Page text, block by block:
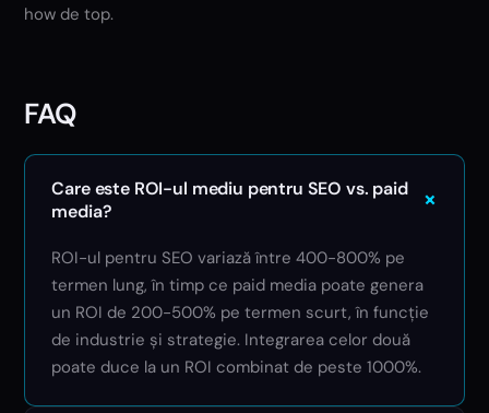
how de top.
FAQ
Care este ROI-ul mediu pentru SEO vs. paid
media?
+
ROI-ul pentru SEO variază între 400-800% pe
termen lung, în timp ce paid media poate genera
un ROI de 200-500% pe termen scurt, în funcție
de industrie și strategie. Integrarea celor două
poate duce la un ROI combinat de peste 1000%.